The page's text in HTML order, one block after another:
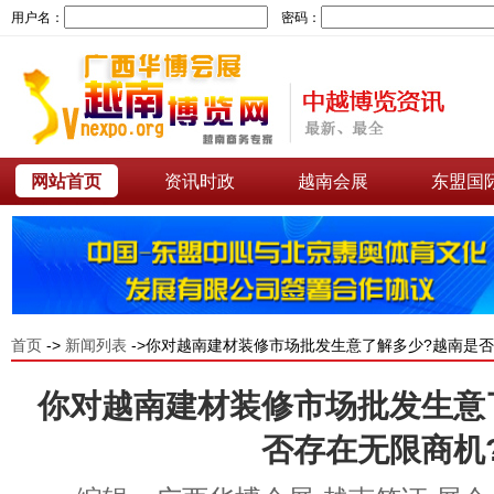
用户名： 密码：
网站首页 资讯时政 越南会展 东盟国
首页 -> 新闻列表 ->你对越南建材装修市场批发生意了解多少?越南是
你对越南建材装修市场批发生
否存在无限商机